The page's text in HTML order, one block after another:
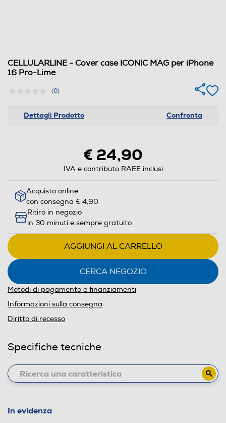
CELLULARLINE - Cover case ICONIC MAG per iPhone
16 Pro-Lime
(0)
Dettagli Prodotto Confronta
€ 24,90
IVA e contributo RAEE inclusi
Acquisto online
con consegna € 4,90
Ritiro in negozio
in 30 minuti e sempre gratuito
AGGIUNGI AL CARRELLO
CERCA NEGOZIO
Metodi di pagamento e finanziamenti
Informazioni sulla consegna
Diritto di recesso
Specifiche tecniche
In evidenza